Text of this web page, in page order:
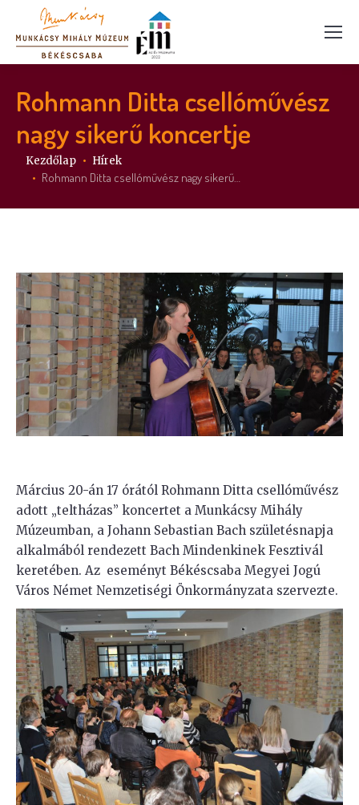
Rohmann Ditta csellóművész
nagy sikerű koncertje
Itt vagy:
Kezdőlap Hírek
Rohmann Ditta csellóművész nagy sikerű…
Március 20-án 17 órától Rohmann Ditta csellóművész
adott „teltházas” koncertet a Munkácsy Mihály
Múzeumban, a Johann Sebastian Bach születésnapja
alkalmából rendezett Bach Mindenkinek Fesztivál
keretében. Az eseményt Békéscsaba Megyei Jogú
Város Német Nemzetiségi Önkormányzata szervezte.